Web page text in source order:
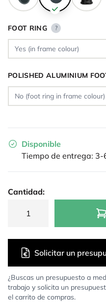
FOOT RING ?
POLISHED ALUMINIUM
Disponible
Tiempo de entrega: 3-
Cantidad:
¿Buscas un presupuesto a
trabajo y solicita un
el carrito de compras.
Solicitar un